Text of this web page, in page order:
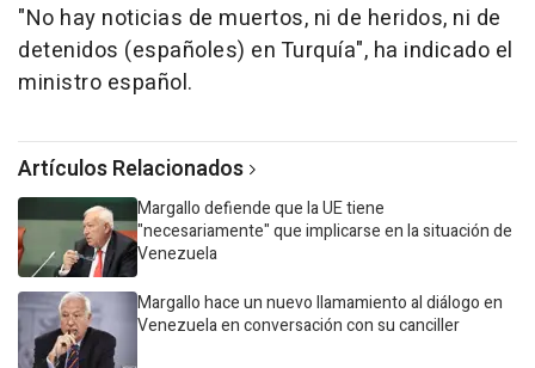
"No hay noticias de muertos, ni de heridos, ni de
detenidos (españoles) en Turquía", ha indicado el
ministro español.
Artículos Relacionados
Margallo defiende que la UE tiene
"necesariamente" que implicarse en la situación de
Venezuela
Margallo hace un nuevo llamamiento al diálogo en
Venezuela en conversación con su canciller